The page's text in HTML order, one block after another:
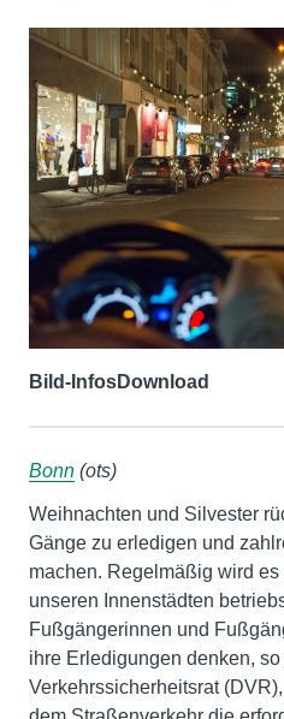
Bild-InfosDownload
Bonn (ots)
Weihnachten und Silvester
Gänge zu erledigen und
machen. Regelmäßig wird
unseren Innenstädten
Fußgängerinnen und
ihre Erledigungen denken,
Verkehrssicherheitsrat